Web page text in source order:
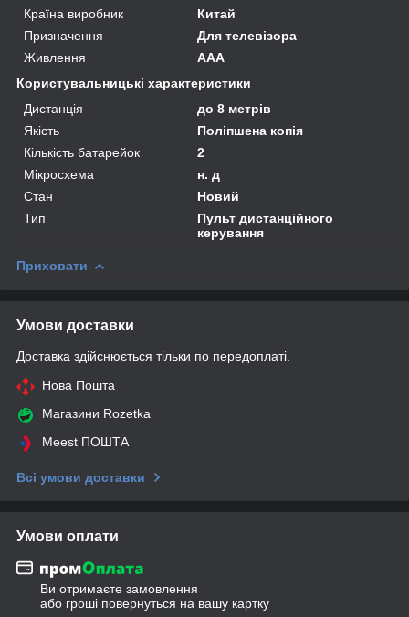
Країна виробник
Китай
Призначення
Для телевізора
Живлення
AAA
Користувальницькі характеристики
Дистанція
до 8 метрів
Якість
Поліпшена копія
Кількість батарейок
2
Мікросхема
н. д
Стан
Новий
Тип
Пульт дистанційного
керування
Приховати
Умови доставки
Доставка здійснюється тільки по передоплаті.
Нова Пошта
Магазини Rozetka
Meest ПОШТА
Всі умови доставки
Умови оплати
Ви отримаєте замовлення
або гроші повернуться на вашу картку